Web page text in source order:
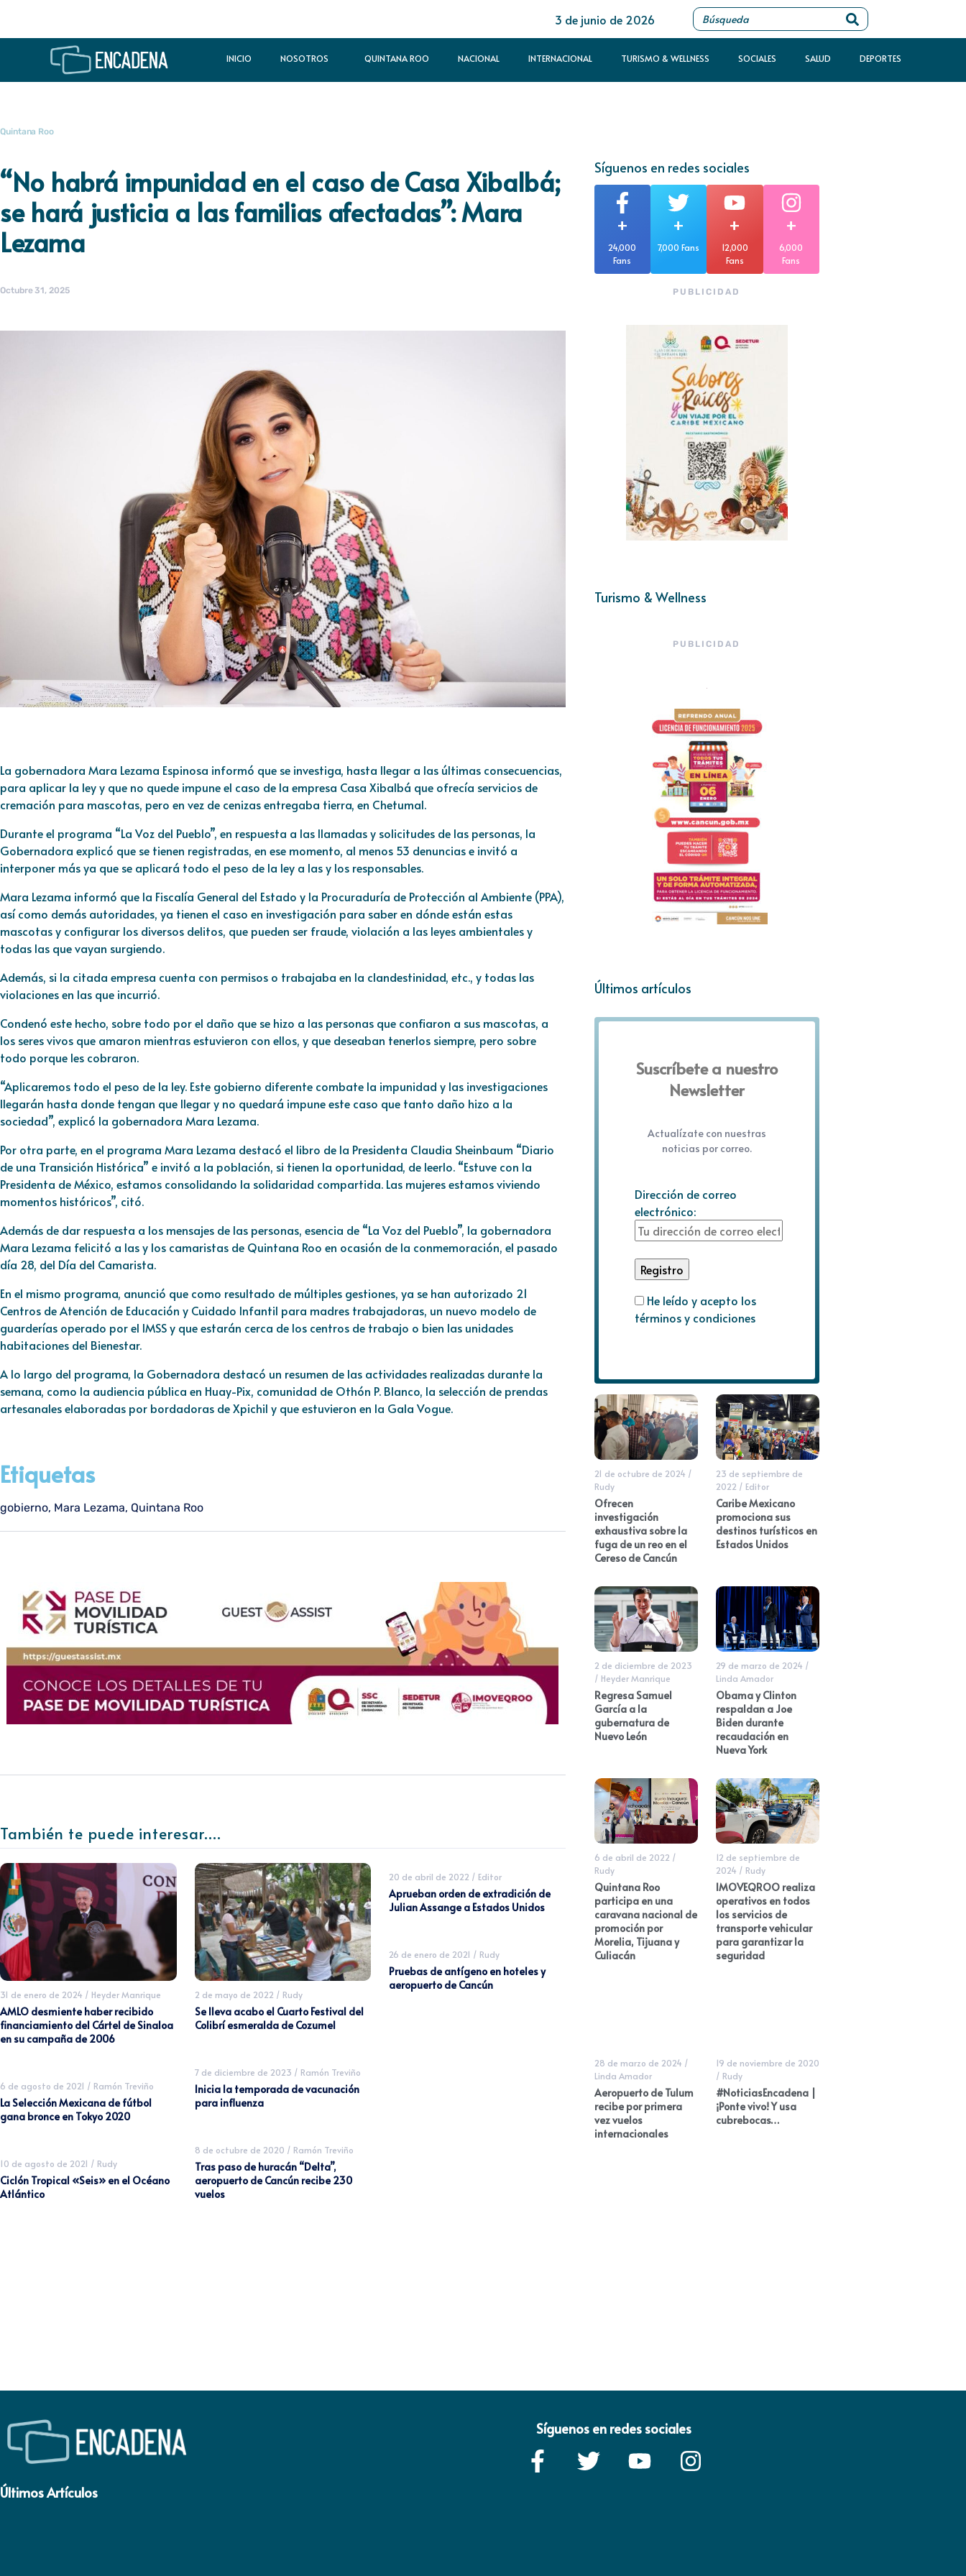
3 de junio de 2026
INICIO NOSOTROS QUINTANA ROO NACIONAL INTERNACIONAL TURISMO & WELLNESS SOCIALES SALUD DEPORTES
Quintana Roo
“No habrá impunidad en el caso de Casa Xibalbá;
se hará justicia a las familias afectadas”: Mara
Lezama
Octubre 31, 2025
La gobernadora Mara Lezama Espinosa informó que se investiga, hasta llegar a las últimas consecuencias,
para aplicar la ley y que no quede impune el caso de la empresa Casa Xibalbá que ofrecía servicios de
cremación para mascotas, pero en vez de cenizas entregaba tierra, en Chetumal.
Durante el programa “La Voz del Pueblo”, en respuesta a las llamadas y solicitudes de las personas, la
Gobernadora explicó que se tienen registradas, en ese momento, al menos 53 denuncias e invitó a
interponer más ya que se aplicará todo el peso de la ley a las y los responsables.
Mara Lezama informó que la Fiscalía General del Estado y la Procuraduría de Protección al Ambiente (PPA),
así como demás autoridades, ya tienen el caso en investigación para saber en dónde están estas
mascotas y configurar los diversos delitos, que pueden ser fraude, violación a las leyes ambientales y
todas las que vayan surgiendo.
Además, si la citada empresa cuenta con permisos o trabajaba en la clandestinidad, etc., y todas las
violaciones en las que incurrió.
Condenó este hecho, sobre todo por el daño que se hizo a las personas que confiaron a sus mascotas, a
los seres vivos que amaron mientras estuvieron con ellos, y que deseaban tenerlos siempre, pero sobre
todo porque les cobraron.
“Aplicaremos todo el peso de la ley. Este gobierno diferente combate la impunidad y las investigaciones
llegarán hasta donde tengan que llegar y no quedará impune este caso que tanto daño hizo a la
sociedad”, explicó la gobernadora Mara Lezama.
Por otra parte, en el programa Mara Lezama destacó el libro de la Presidenta Claudia Sheinbaum “Diario
de una Transición Histórica” e invitó a la población, si tienen la oportunidad, de leerlo. “Estuve con la
Presidenta de México, estamos consolidando la solidaridad compartida. Las mujeres estamos viviendo
momentos históricos”, citó.
Además de dar respuesta a los mensajes de las personas, esencia de “La Voz del Pueblo”, la gobernadora
Mara Lezama felicitó a las y los camaristas de Quintana Roo en ocasión de la conmemoración, el pasado
día 28, del Día del Camarista.
En el mismo programa, anunció que como resultado de múltiples gestiones, ya se han autorizado 21
Centros de Atención de Educación y Cuidado Infantil para madres trabajadoras, un nuevo modelo de
guarderías operado por el IMSS y que estarán cerca de los centros de trabajo o bien las unidades
habitaciones del Bienestar.
A lo largo del programa, la Gobernadora destacó un resumen de las actividades realizadas durante la
semana, como la audiencia pública en Huay-Pix, comunidad de Othón P. Blanco, la selección de prendas
artesanales elaboradas por bordadoras de Xpichil y que estuvieron en la Gala Vogue.
Etiquetas
gobierno, Mara Lezama, Quintana Roo
También te puede interesar....
31 de enero de 2024 / Heyder Manrique
AMLO desmiente haber recibido
financiamiento del Cártel de Sinaloa
en su campaña de 2006
6 de agosto de 2021 / Ramón Treviño
La Selección Mexicana de fútbol
gana bronce en Tokyo 2020
10 de agosto de 2021 / Rudy
Ciclón Tropical «Seis» en el Océano
Atlántico
2 de mayo de 2022 / Rudy
Se lleva acabo el Cuarto Festival del
Colibrí esmeralda de Cozumel
7 de diciembre de 2023 / Ramón Treviño
Inicia la temporada de vacunación
para influenza
8 de octubre de 2020 / Ramón Treviño
Tras paso de huracán “Delta”,
aeropuerto de Cancún recibe 230
vuelos
20 de abril de 2022 / Editor
Aprueban orden de extradición de
Julian Assange a Estados Unidos
26 de enero de 2021 / Rudy
Pruebas de antígeno en hoteles y
aeropuerto de Cancún
Síguenos en redes sociales
+
24,000
Fans
+
7,000 Fans
+
12,000
Fans
+
6,000
Fans
PUBLICIDAD
Turismo & Wellness
PUBLICIDAD
Últimos artículos
Suscríbete a nuestro
Newsletter
Actualízate con nuestras
noticias por correo.
Dirección de correo
electrónico:
He leído y acepto los
términos y condiciones
21 de octubre de 2024 /
Rudy
Ofrecen
investigación
exhaustiva sobre la
fuga de un reo en el
Cereso de Cancún
23 de septiembre de
2022 / Editor
Caribe Mexicano
promociona sus
destinos turísticos en
Estados Unidos
2 de diciembre de 2023
/ Heyder Manrique
Regresa Samuel
García a la
gubernatura de
Nuevo León
29 de marzo de 2024 /
Linda Amador
Obama y Clinton
respaldan a Joe
Biden durante
recaudación en
Nueva York
6 de abril de 2022 /
Rudy
Quintana Roo
participa en una
caravana nacional de
promoción por
Morelia, Tijuana y
Culiacán
12 de septiembre de
2024 / Rudy
IMOVEQROO realiza
operativos en todos
los servicios de
transporte vehicular
para garantizar la
seguridad
28 de marzo de 2024 /
Linda Amador
Aeropuerto de Tulum
recibe por primera
vez vuelos
internacionales
19 de noviembre de 2020
/ Rudy
#NoticiasEncadena |
¡Ponte vivo! Y usa
cubrebocas…
Síguenos en redes sociales
Últimos Artículos